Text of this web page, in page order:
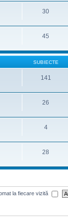
30
45
SUBIECTE
141
26
4
28
la fiecare vizită